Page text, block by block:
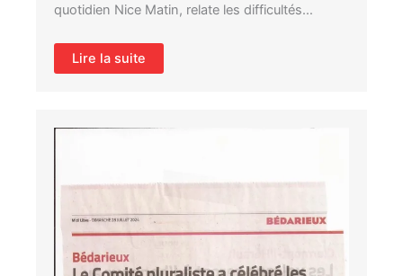
quotidien Nice Matin, relate les difficultés…
Lire la suite